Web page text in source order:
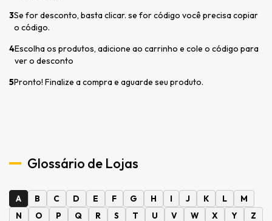
3Se for desconto, basta clicar. se for código você precisa copiar
o código.
4Escolha os produtos, adicione ao carrinho e cole o código para
ver o desconto
5Pronto! Finalize a compra e aguarde seu produto.
Glossário de Lojas
A B C D E F G H I J K L
M
N
O P Q R S T U V W X Y Z